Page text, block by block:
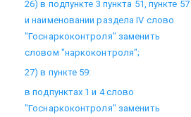
26) в подпункте 3 пункта 51, пункте 57
и наименовании раздела IV слово
"Госнаркоконтроля" заменить
словом "наркоконтроля";
27) в пункте 59:
в подпунктах 1 и 4 слово
"Госнаркоконтроля" заменить